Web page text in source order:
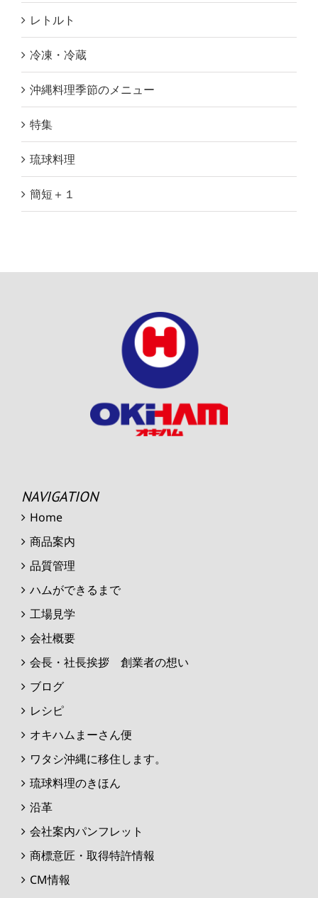
レトルト
冷凍・冷蔵
沖縄料理季節のメニュー
特集
琉球料理
簡短＋１
NAVIGATION
Home
商品案内
品質管理
ハムができるまで
工場見学
会社概要
会長・社長挨拶 創業者の想い
ブログ
レシピ
オキハムまーさん便
ワタシ沖縄に移住します。
琉球料理のきほん
沿革
会社案内パンフレット
商標意匠・取得特許情報
CM情報